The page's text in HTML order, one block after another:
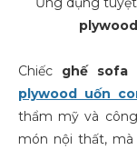
plywood
Chiếc ghế sofa
plywood uốn
thẩm mỹ và
món nội thất,